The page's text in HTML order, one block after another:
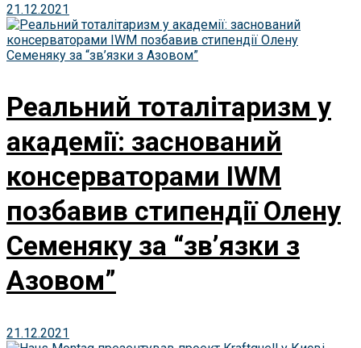
21.12.2021
Реальний тоталітаризм у
академії: заснований
консерваторами IWM
позбавив стипендії Олену
Семеняку за “зв’язки з
Азовом”
21.12.2021